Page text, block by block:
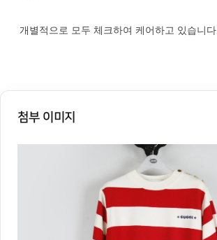
개별적으로 모두 체크하여 케어하고 있습니다.
첨부 이미지